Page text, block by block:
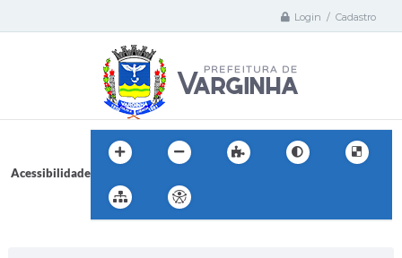
Login / Cadastro
Acessibilidade